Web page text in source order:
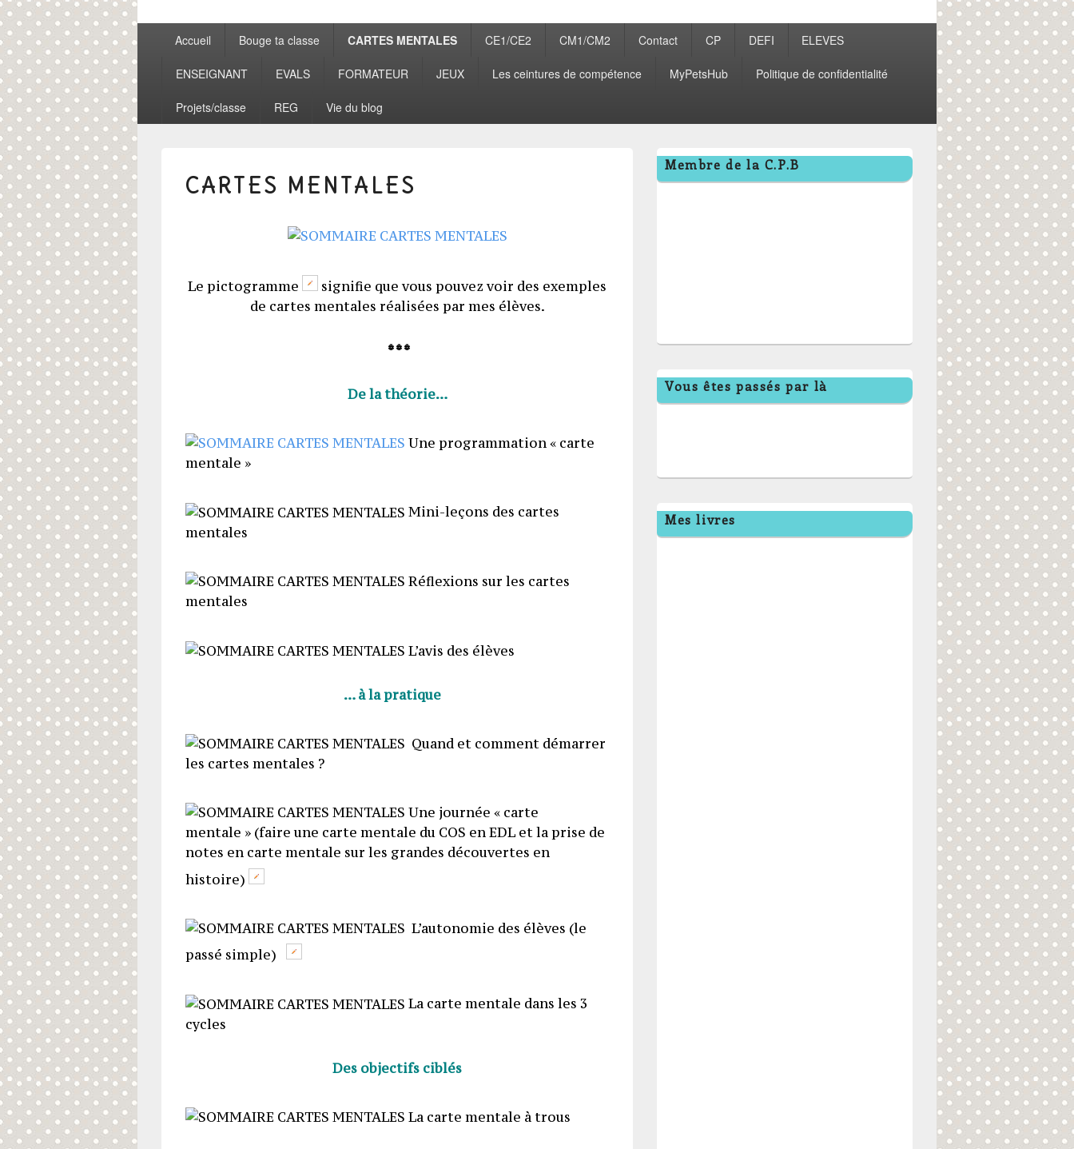
MenuAccueil Bouge ta classe CARTES MENTALES CE1/CE2 CM1/CM2 Contact CP DEFI ELEVES
ENSEIGNANT EVALS FORMATEUR JEUX Les ceintures de compétence MyPetsHub Politique de confidentialité
Projets/classe REG Vie du blog
CARTES MENTALES
Le pictogramme
signifie que vous pouvez voir des exemples
de cartes mentales réalisées par mes élèves.
* * *
De la théorie…
Une programmation « carte
mentale »
Mini-leçons des cartes
mentales
Réflexions sur les cartes
mentales
L’avis des élèves
… à la pratique
Quand et comment démarrer
les cartes mentales ?
Une journée « carte
mentale » (faire une carte mentale du COS en EDL et la prise de
notes en carte mentale sur les grandes découvertes en
histoire)
L’autonomie des élèves (le
passé simple)
La carte mentale dans les 3
cycles
Des objectifs ciblés
La carte mentale à trous
Zone
principale
de
Membre de la C.P.B
Vous êtes passés par là
Mes livres